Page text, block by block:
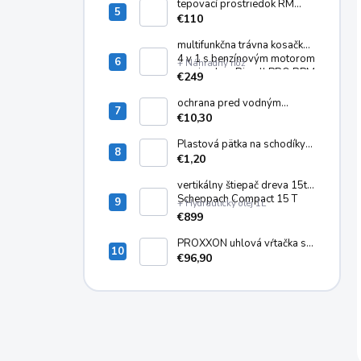
6.295-771.0
tepovací prostriedok RM
760 - 10 kg 6.294-844.0
€110
multifunkčna trávna kosačka
4 v 1 s benzínovým motorom
a pojazdom Riwall PRO RPM
+ Náhradný nôž
€249
ochrana pred vodným
kameňom KARCHER RM 110
€10,30
Plastová pätka na schodíky
ALVE EUROSTYL SP-4020
€1,20
vertikálny štiepač dreva 15t
Scheppach Compact 15 T
+ Hydraulický olej 1L
€899
PROXXON uhlová vŕtačka s
dlhým krkom LWB/E
€96,90